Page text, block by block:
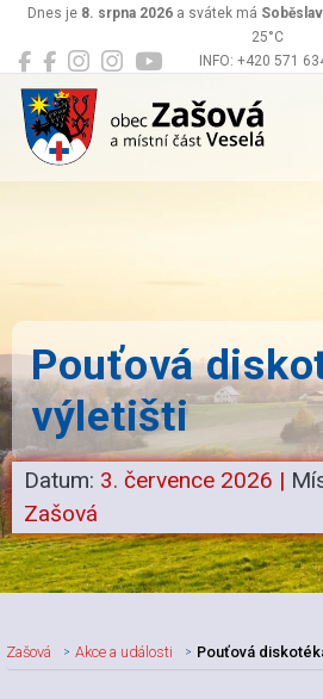
INFO: +420 571
Dnes je 8. srpna 2026 a svátek má Soběslav
25°C
Zašová
Pouťová
výletišti
Datum: 3. července 2026 |
Zašová
Zašová Akce a události Pouťová